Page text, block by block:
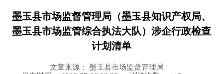
墨玉县市场监督管理局（墨玉县知识产权局、
墨玉县市场监管综合执法大队）涉企行政检查
计划清单
文章来源： 墨玉县市场监督管理局